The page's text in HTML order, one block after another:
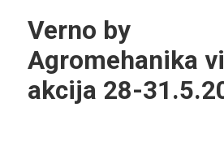
Verno by
Agromehanika
akcija 28-